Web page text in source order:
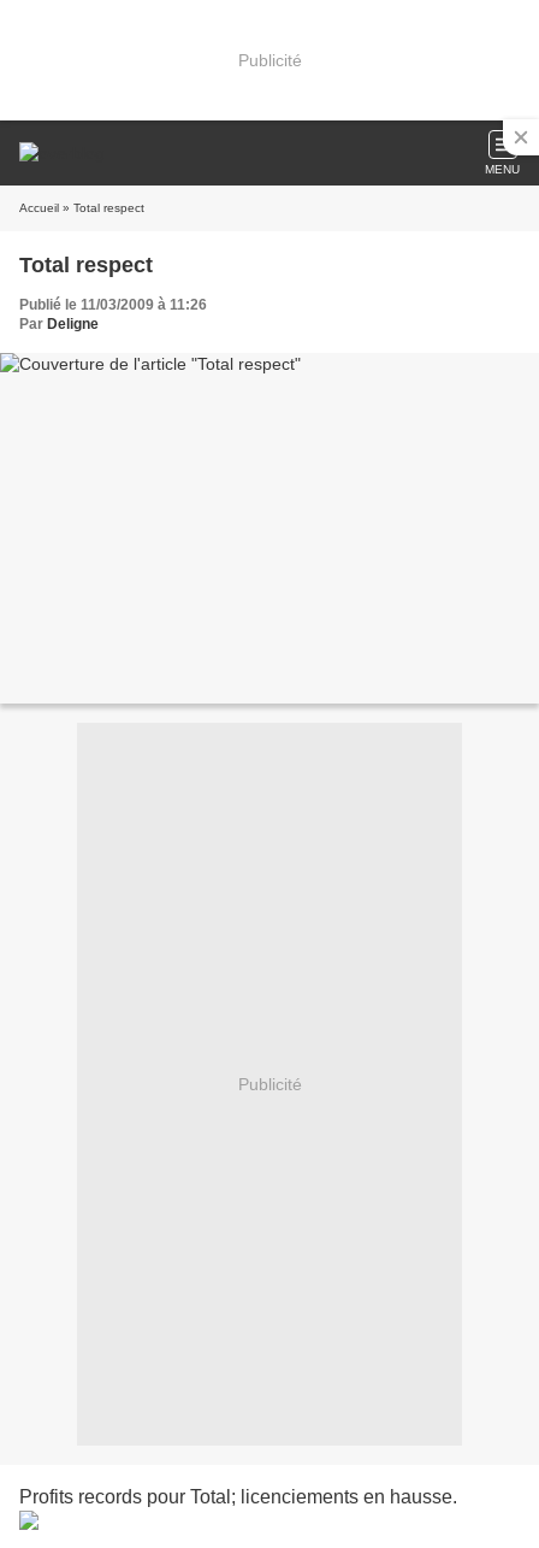
Publicité
MENU
Accueil » Total respect
Total respect
Publié le 11/03/2009 à 11:26
Par Deligne
Publicité
Profits records pour Total; licenciements en hausse.